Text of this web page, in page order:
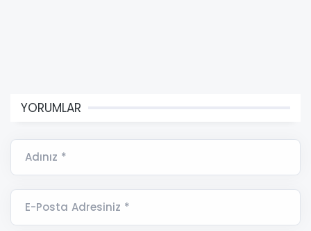
YORUMLAR
Adınız *
E-Posta Adresiniz *